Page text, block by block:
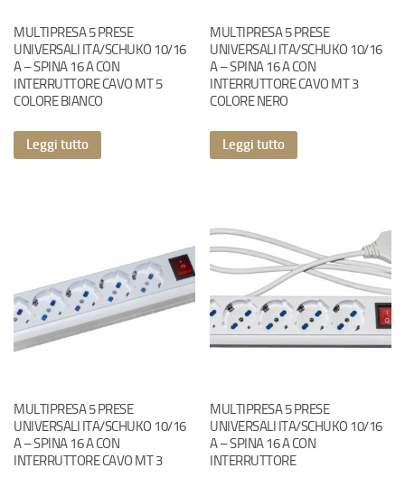
MULTIPRESA 5 PRESE
UNIVERSALI ITA/SCHUKO 10/16
A – SPINA 16 A CON
INTERRUTTORE CAVO MT 5
COLORE BIANCO
Leggi tutto
MULTIPRESA 5 PRESE
UNIVERSALI ITA/SCHUKO 10/16
A – SPINA 16 A CON
INTERRUTTORE CAVO MT 3
COLORE NERO
Leggi tutto
MULTIPRESA 5 PRESE
UNIVERSALI ITA/SCHUKO 10/16
A – SPINA 16 A CON
INTERRUTTORE CAVO MT 3
MULTIPRESA 5 PRESE
UNIVERSALI ITA/SCHUKO 10/16
A – SPINA 16 A CON
INTERRUTTORE